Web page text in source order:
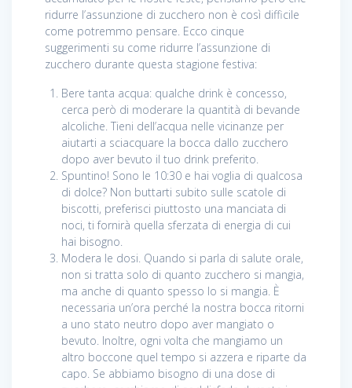
ridurre l’assunzione di zucchero non è così difficile
come potremmo pensare. Ecco cinque
suggerimenti su come ridurre l’assunzione di
zucchero durante questa stagione festiva:
Bere tanta acqua: qualche drink è concesso,
cerca però di moderare la quantità di bevande
alcoliche. Tieni dell’acqua nelle vicinanze per
aiutarti a sciacquare la bocca dallo zucchero
dopo aver bevuto il tuo drink preferito.
Spuntino! Sono le 10:30 e hai voglia di qualcosa
di dolce? Non buttarti subito sulle scatole di
biscotti, preferisci piuttosto una manciata di
noci, ti fornirà quella sferzata di energia di cui
hai bisogno.
Modera le dosi. Quando si parla di salute orale,
non si tratta solo di quanto zucchero si mangia,
ma anche di quanto spesso lo si mangia. È
necessaria un’ora perché la nostra bocca ritorni
a uno stato neutro dopo aver mangiato o
bevuto. Inoltre, ogni volta che mangiamo un
altro boccone quel tempo si azzera e riparte da
capo. Se abbiamo bisogno di una dose di